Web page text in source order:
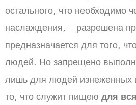
остального, что необходимо
наслаждения, – разрешена
предназначается для того,
людей. Но запрещено
лишь для людей изнеженных
то, что служит пищею для